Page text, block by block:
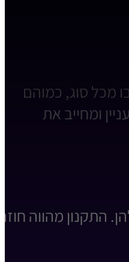
מכל סוג, כמוהם
ומחייב את
התקנון מהווה